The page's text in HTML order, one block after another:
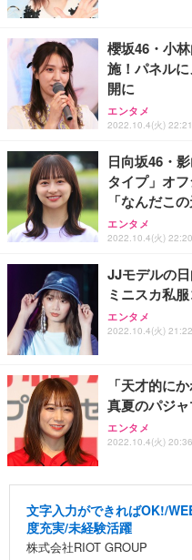
櫻坂46・小
施！パネル
開に
エンタメ
2022.10.4(火) 22:21
日向坂46・
タイプ」オ
「なんだこ
エンタメ
2022.10.4(火) 22:20
JJモデルの
ミニスカ私
エンタメ
2022.10.4(火) 21:22
「天才的に
真夏のパジ
エンタメ
2022.10.4(火) 20:36
文字入力ができればOK!/
度充実/未経験活躍
株式会社RIOT GROUP